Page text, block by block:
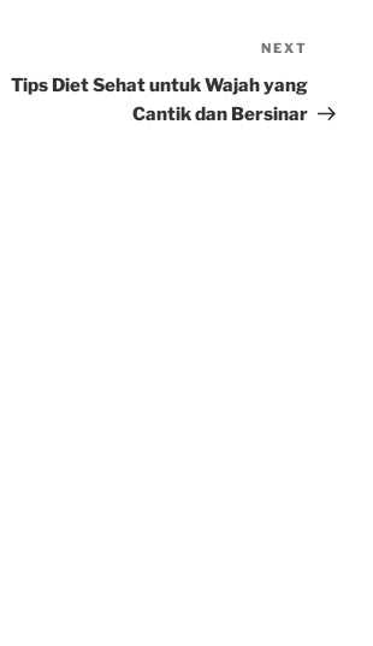
Post
NEXT
Tips Diet Sehat untuk Wajah yang
Cantik dan Bersinar